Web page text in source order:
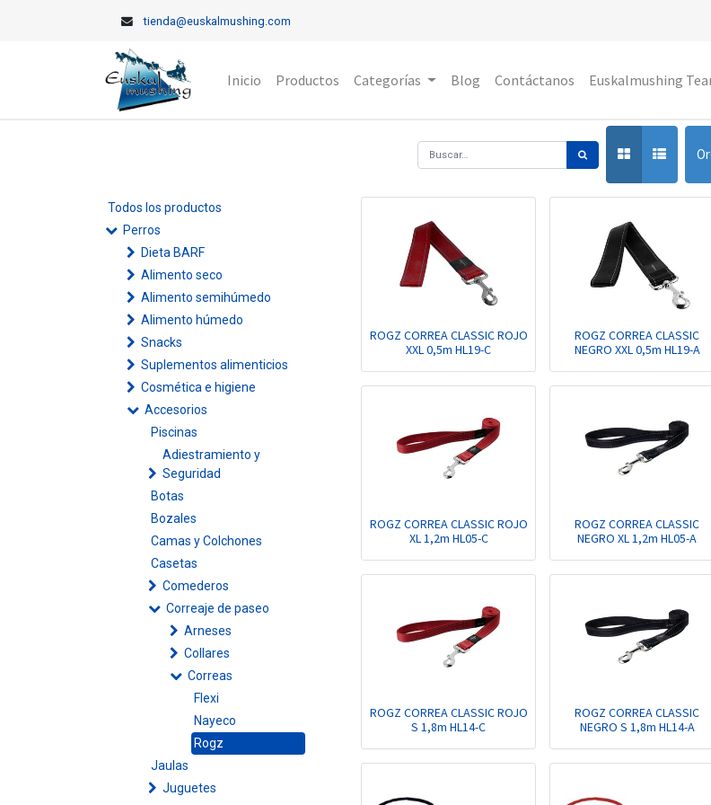
tienda@euskalmushing.com
Inicio Productos Categorías Blog Contáctanos Euskalmushing
Todos los productos
Perros
Dieta BARF
Alimento seco
Alimento semihúmedo
Alimento húmedo
Snacks
Suplementos alimenticios
Cosmética e higiene
Accesorios
Piscinas
Adiestramiento y
Seguridad
Botas
Bozales
Camas y Colchones
Casetas
Comederos
Correaje de paseo
Arneses
Collares
Correas
Flexi
Nayeco
Rogz
Jaulas
Juguetes
ROGZ CORREA CLASSIC ROJO
XXL 0,5m HL19-C
ROGZ CORREA CLASSIC
NEGRO XXL 0,5m HL19-A
ROGZ CORREA CLASSIC ROJO
XL 1,2m HL05-C
ROGZ CORREA CLASSIC
NEGRO XL 1,2m HL05-A
ROGZ CORREA CLASSIC ROJO
S 1,8m HL14-C
ROGZ CORREA CLASSIC
NEGRO S 1,8m HL14-A